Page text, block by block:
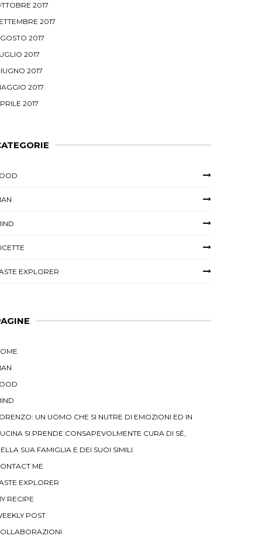
2017
2017
2017
2017
2017
2017
2017
EXPLORER
UN UOMO CHE SI NUTRE DI EMOZIONI ED IN
SI PRENDE CONSAPEVOLMENTE CURA DI SÉ,
SUA FAMIGLIA E DEI SUOI SIMILI.
ME
EXPLORER
RECIPE
POST